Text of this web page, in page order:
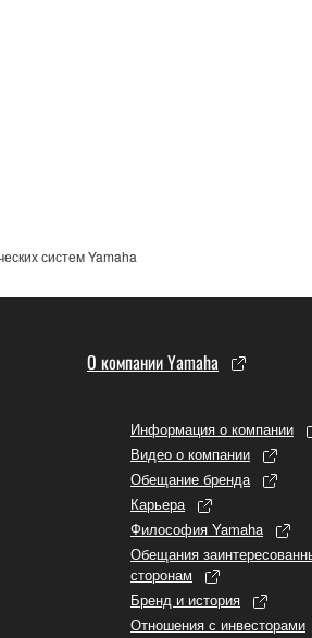
систем Yamaha
О компании Yamaha
Информация о компании
Видео о компании
Обещание бренда
Карьера
Философия Yamaha
Обещания
сторонам
Бренд и история
Отношения с инвесторами